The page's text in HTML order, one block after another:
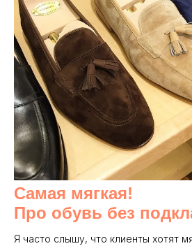
Самая мягкая!
Про обувь без
Я часто слышу, что клиенты хотят